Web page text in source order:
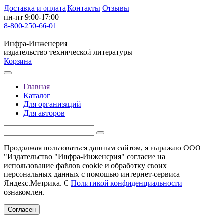
Доставка и оплата Контакты Отзывы
пн-пт 9:00-17:00
8-800-250-66-01
Инфра-Инженерия
издательство технической литературы
Корзина
Главная
Каталог
Для организаций
Для авторов
Продолжая пользоваться данным сайтом, я выражаю ООО
"Издательство "Инфра-Инженерия" согласие на
использование файлов cookie и обработку своих
персональных данных с помощью интернет-сервиса
Яндекс.Метрика. С Политикой конфиденциальности
ознакомлен.
Согласен